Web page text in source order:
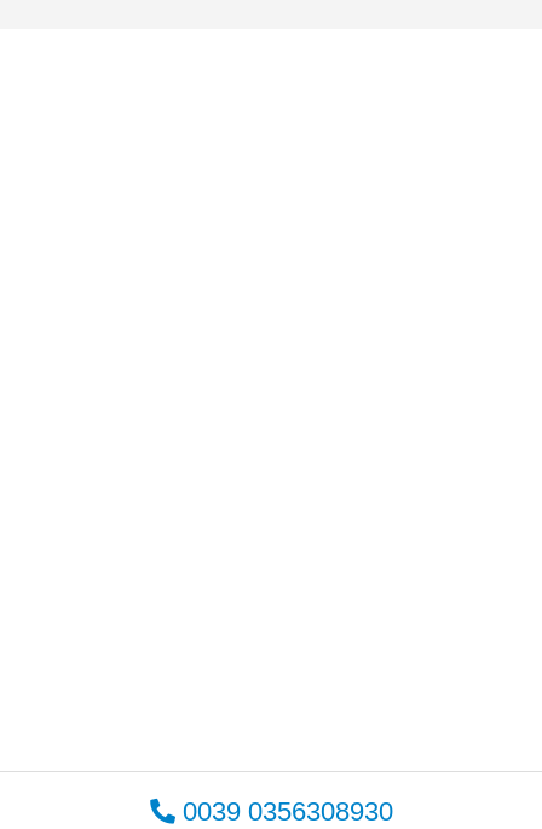
0039 0356308930